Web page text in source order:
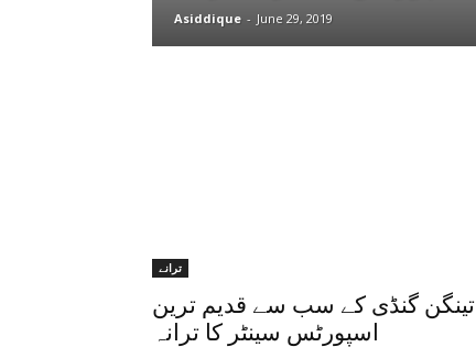
Asiddique - June 29, 2019
ترانے
تینگن گنڈی کے سب سے قدیم ترین
اسپورٹس سینٹر کا ترانہ